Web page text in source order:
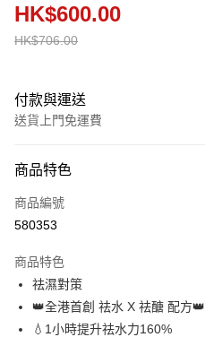
HK$706.00
HK$600.00
付款與運送
送貨上門免運費
信用卡
Apple Pay
AlipayHK
PayMe
商品特色
商品編號
580353
商品特色
祛濕對策
👑全港首創 祛水 X 祛醣 配方👑
💧1小時提升祛水力160%